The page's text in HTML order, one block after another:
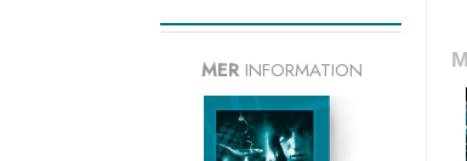
MER INFORMATION